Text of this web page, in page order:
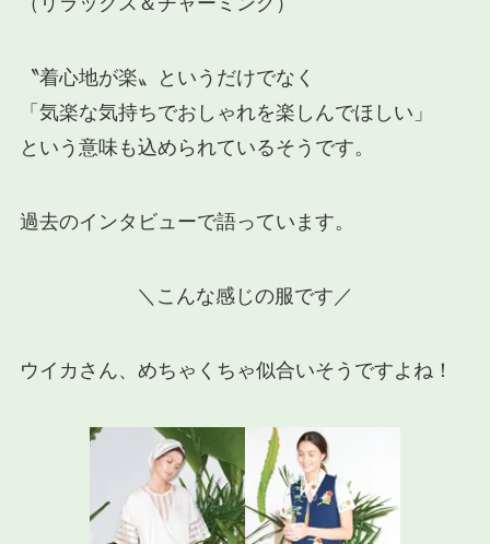
〝着心地が楽〟というだけでなく
「気楽な気持ちでおしゃれを楽しんでほしい」
という意味も込められているそうです。
過去のインタビューで語っています。
＼こんな感じの服です／
ウイカさん、めちゃくちゃ似合いそうですよね！